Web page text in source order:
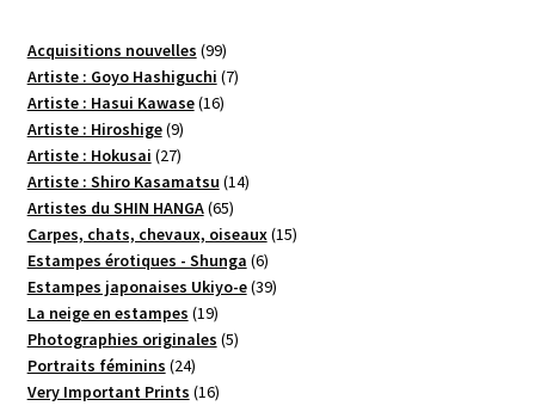
Acquisitions nouvelles 9999
produits
Artiste : Goyo Hashiguchi 77
Artiste : Hasui Kawase 1616
Artiste : Hiroshige 99
produits
Artiste : Hokusai 2727
produits
Artiste : Shiro Kasamatsu 1414
Artistes du SHIN HANGA 6565
produits
Carpes, chats, chevaux, oiseaux 1515
Estampes érotiques - Shunga 66
produits
Estampes japonaises Ukiyo-e 3939
La neige en estampes 1919
produits
Photographies originales 55
Portraits féminins 2424
produits
Very Important Prints 1616